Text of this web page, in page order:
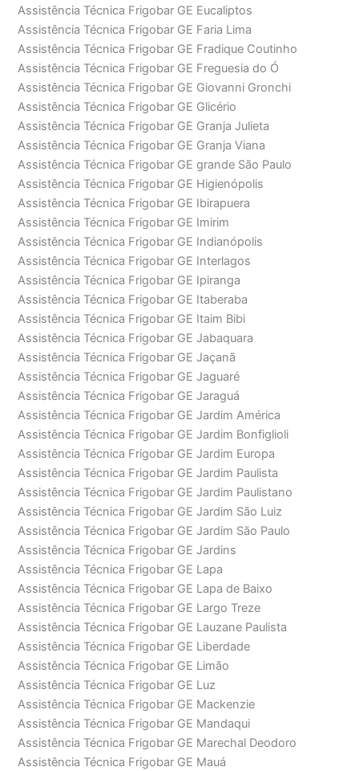
Assistência Técnica Frigobar GE Eucaliptos
Assistência Técnica Frigobar GE Faria Lima
Assistência Técnica Frigobar GE Fradique Coutinho
Assistência Técnica Frigobar GE Freguesia do Ó
Assistência Técnica Frigobar GE Giovanni Gronchi
Assistência Técnica Frigobar GE Glicério
Assistência Técnica Frigobar GE Granja Julieta
Assistência Técnica Frigobar GE Granja Viana
Assistência Técnica Frigobar GE grande São Paulo
Assistência Técnica Frigobar GE Higienópolis
Assistência Técnica Frigobar GE Ibirapuera
Assistência Técnica Frigobar GE Imirim
Assistência Técnica Frigobar GE Indianópolis
Assistência Técnica Frigobar GE Interlagos
Assistência Técnica Frigobar GE Ipiranga
Assistência Técnica Frigobar GE Itaberaba
Assistência Técnica Frigobar GE Itaim Bibi
Assistência Técnica Frigobar GE Jabaquara
Assistência Técnica Frigobar GE Jaçanã
Assistência Técnica Frigobar GE Jaguaré
Assistência Técnica Frigobar GE Jaraguá
Assistência Técnica Frigobar GE Jardim América
Assistência Técnica Frigobar GE Jardim Bonfiglioli
Assistência Técnica Frigobar GE Jardim Europa
Assistência Técnica Frigobar GE Jardim Paulista
Assistência Técnica Frigobar GE Jardim Paulistano
Assistência Técnica Frigobar GE Jardim São Luiz
Assistência Técnica Frigobar GE Jardim São Paulo
Assistência Técnica Frigobar GE Jardins
Assistência Técnica Frigobar GE Lapa
Assistência Técnica Frigobar GE Lapa de Baixo
Assistência Técnica Frigobar GE Largo Treze
Assistência Técnica Frigobar GE Lauzane Paulista
Assistência Técnica Frigobar GE Liberdade
Assistência Técnica Frigobar GE Limão
Assistência Técnica Frigobar GE Luz
Assistência Técnica Frigobar GE Mackenzie
Assistência Técnica Frigobar GE Mandaqui
Assistência Técnica Frigobar GE Marechal Deodoro
Assistência Técnica Frigobar GE Mauá